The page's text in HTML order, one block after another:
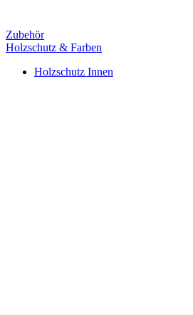
Zubehör
Holzschutz & Farben
Holzschutz Innen